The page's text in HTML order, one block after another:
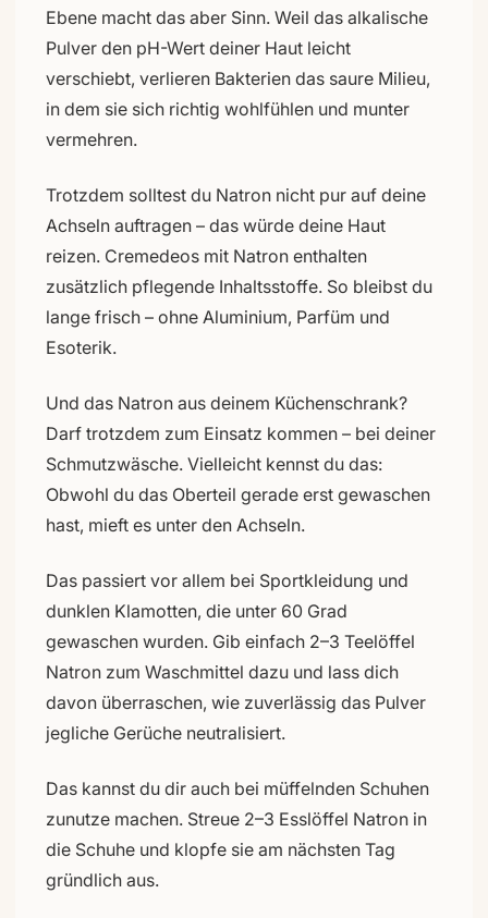
Ebene macht das aber Sinn. Weil das alkalische
Pulver den pH-Wert deiner Haut leicht
verschiebt, verlieren Bakterien das saure Milieu,
in dem sie sich richtig wohlfühlen und munter
vermehren.
Trotzdem solltest du Natron nicht pur auf deine
Achseln auftragen – das würde deine Haut
reizen. Cremedeos mit Natron enthalten
zusätzlich pflegende Inhaltsstoffe. So bleibst du
lange frisch – ohne Aluminium, Parfüm und
Esoterik.
Und das Natron aus deinem Küchenschrank?
Darf trotzdem zum Einsatz kommen – bei deiner
Schmutzwäsche. Vielleicht kennst du das:
Obwohl du das Oberteil gerade erst gewaschen
hast, mieft es unter den Achseln.
Das passiert vor allem bei Sportkleidung und
dunklen Klamotten, die unter 60 Grad
gewaschen wurden. Gib einfach 2–3 Teelöffel
Natron zum Waschmittel dazu und lass dich
davon überraschen, wie zuverlässig das Pulver
jegliche Gerüche neutralisiert.
Das kannst du dir auch bei müffelnden Schuhen
zunutze machen. Streue 2–3 Esslöffel Natron in
die Schuhe und klopfe sie am nächsten Tag
gründlich aus.